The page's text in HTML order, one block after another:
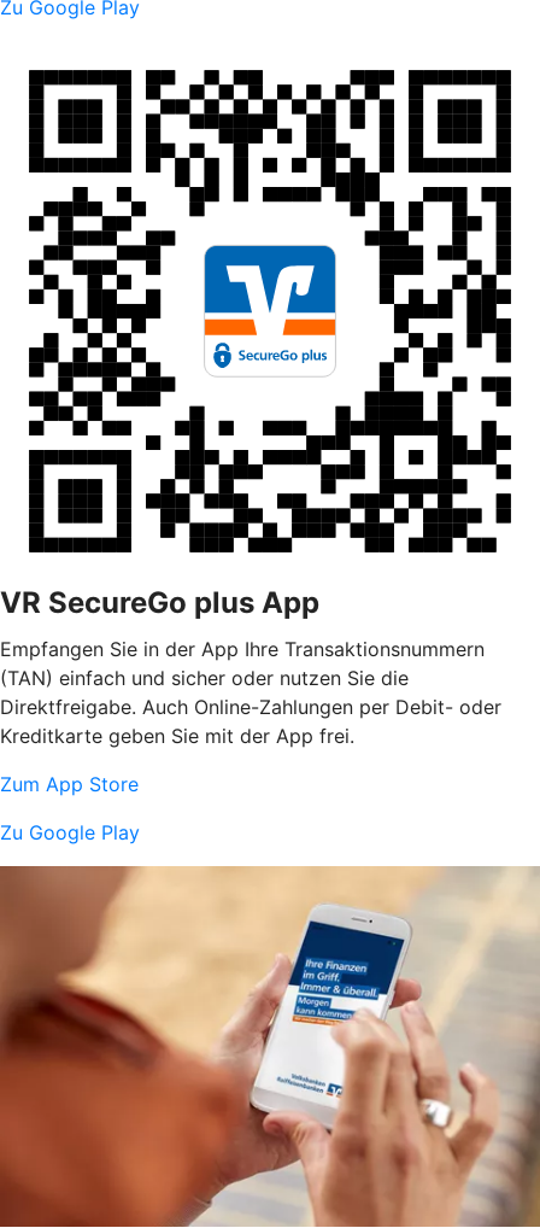
Zu Google Play
VR SecureGo plus App
Empfangen Sie in der App Ihre Transaktionsnummern
(TAN) einfach und sicher oder nutzen Sie die
Direktfreigabe. Auch Online-Zahlungen per Debit- oder
Kreditkarte geben Sie mit der App frei.
Zum App Store
Zu Google Play